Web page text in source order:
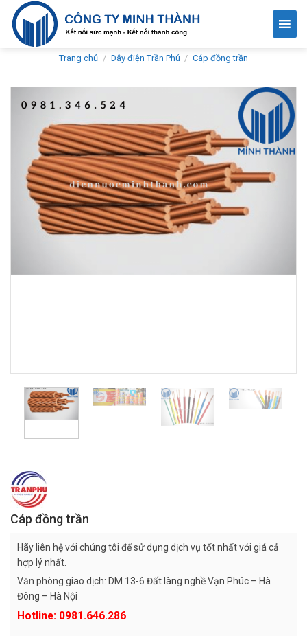
Skip
content
Trang chủ / Dây điện Trần Phú / Cáp đồng trần
Cáp đồng trần
Hãy liên hệ với chúng tôi để sử dụng dịch vụ tốt nhất với giá cả
hợp lý nhất.
Văn phòng giao dịch: DM 13-6 Đất làng nghề Vạn Phúc – Hà
Đông – Hà Nội
Hotline: 0981.646.286